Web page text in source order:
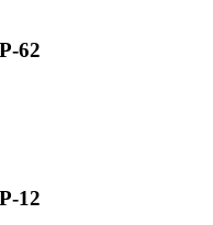
62
12